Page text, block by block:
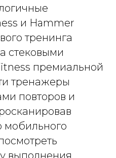
и Hammer
тренинга
стековыми
премиальной
тренажеры
повторов и
выполнения